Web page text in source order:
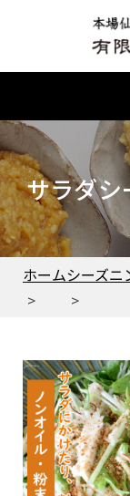
サラダシ
ホームシーズニ